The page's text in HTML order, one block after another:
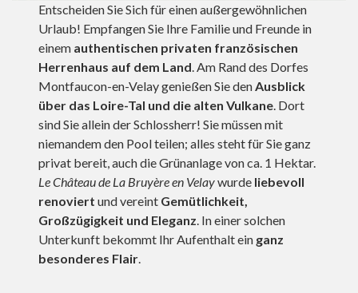
Entscheiden Sie Sich für einen außergewöhnlichen
Urlaub! Empfangen Sie Ihre Familie und Freunde in
einem authentischen privaten französischen
Herrenhaus auf dem Land . Am Rand des Dorfes
Montfaucon-en-Velay genießen Sie den Ausblick
über das Loire-Tal und die alten Vulkane . Dort
sind Sie allein der Schlossherr! Sie müssen mit
niemandem den Pool teilen; alles steht für Sie ganz
privat bereit, auch die Grünanlage von ca. 1 Hektar.
Le Château de La Bruyère en Velaywurde liebevoll
renoviert und vereint Gemütlichkeit,
Großzügigkeit und Eleganz . In einer solchen
Unterkunft bekommt Ihr Aufenthalt ein ganz
besonderes Flair